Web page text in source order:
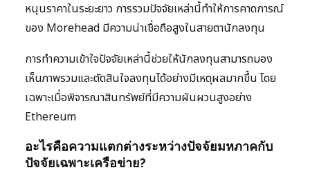
หนุนราคาในระยะยาว การรวมปัจจัยเหล่านี้ทำให้การคาดการณ์
ของ Morehead มีความน่าเชื่อถือสูงในสายตานักลงทุน
การทำความเข้าใจปัจจัยเหล่านี้ช่วยให้นักลงทุนสามารถมอง
เห็นภาพรวมและตัดสินใจลงทุนได้อย่างมีเหตุผลมากขึ้น โดย
เฉพาะเมื่อพิจารณาสินทรัพย์ที่มีความผันผวนสูงอย่าง
Ethereum
อะไรคือความแตกต่างระหว่างปัจจัยมหภาคกับ
ปัจจัยเฉพาะเครือข่าย?